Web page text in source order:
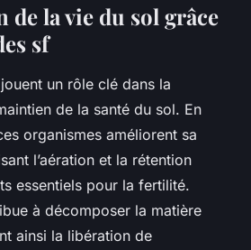
la vie du sol grâce
sf
un rôle clé dans la
de la santé du sol. En
organismes améliorent sa
l’aération et la rétention
essentiels pour la fertilité.
à décomposer la matière
ainsi la libération de